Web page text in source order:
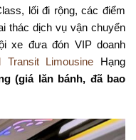
lối đi rộng, các điểm
thác dịch vụ vận chuyển
xe đưa đón VIP doanh
Transit Limousine Hạng
(giá lăn bánh, đã bao